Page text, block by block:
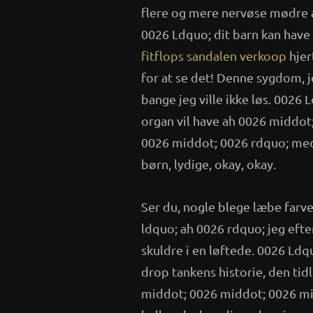
flere og mere nervøse mødre
0026 Ldquo; dit barn kan
fitflops sandalen verkoop
for at se det! Denne sygdom,
bange jeg ville ikke løs. 0026
organ vil have ah 0026
0026 middot; 0026 rdquo;
børn, lydige, okay, okay.
Ser du, nogle blege læbe
ldquo; ah 0026 rdquo; jeg
skuldre i en løftede. 0026
drop tankens historie, den
middot; 0026 middot; 0026